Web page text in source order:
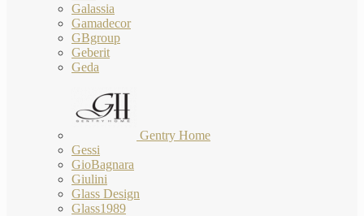
Galassia
Gamadecor
GBgroup
Geberit
Geda
Gentry Home
Gessi
GioBagnara
Giulini
Glass Design
Glass1989